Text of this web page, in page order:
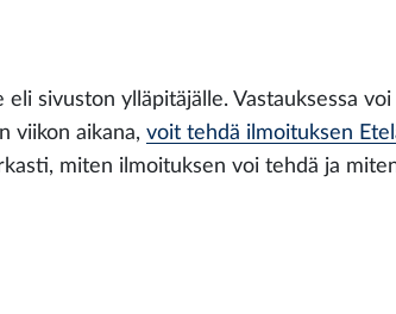
sivuston ylläpitäjälle. Vastauksessa voi
viikon aikana, voit tehdä ilmoituksen
miten ilmoituksen voi tehdä ja